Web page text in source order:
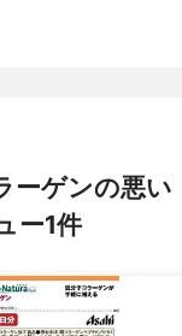
ーゲンの悪い
ー1件